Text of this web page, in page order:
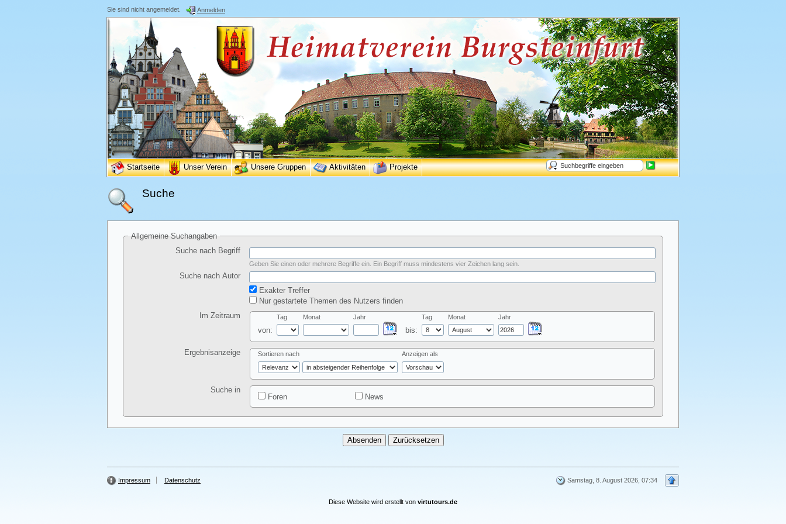
Sie sind nicht angemeldet. Anmelden
Startseite Unser Verein Unsere Gruppen Aktivitäten Projekte
Suche
Allgemeine Suchangaben
Suche nach Begriff
Geben Sie einen oder mehrere Begriffe ein. Ein Begriff muss mindestens vier Zeichen lang sein.
Suche nach Autor
Exakter Treffer
Nur gestartete Themen des Nutzers finden
Im Zeitraum
von:
Tag Monat Jahr
bis:
Tag Monat Jahr
Ergebnisanzeige Sortieren nach Anzeigen als
Suche in
Foren
News
Impressum Datenschutz Samstag, 8. August 2026, 07:34
Diese Website wird erstellt von virtutours.de